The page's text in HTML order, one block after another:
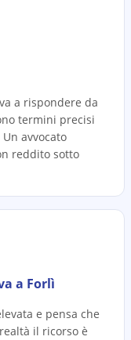
a rispondere da
termini precisi
avvocato
reddito sotto
a Forlì
e pensa che
il ricorso è